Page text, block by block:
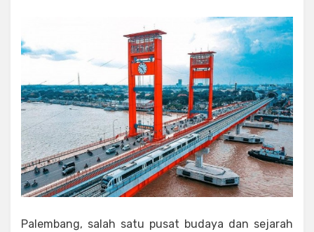
Palembang, salah satu pusat budaya dan sejarah